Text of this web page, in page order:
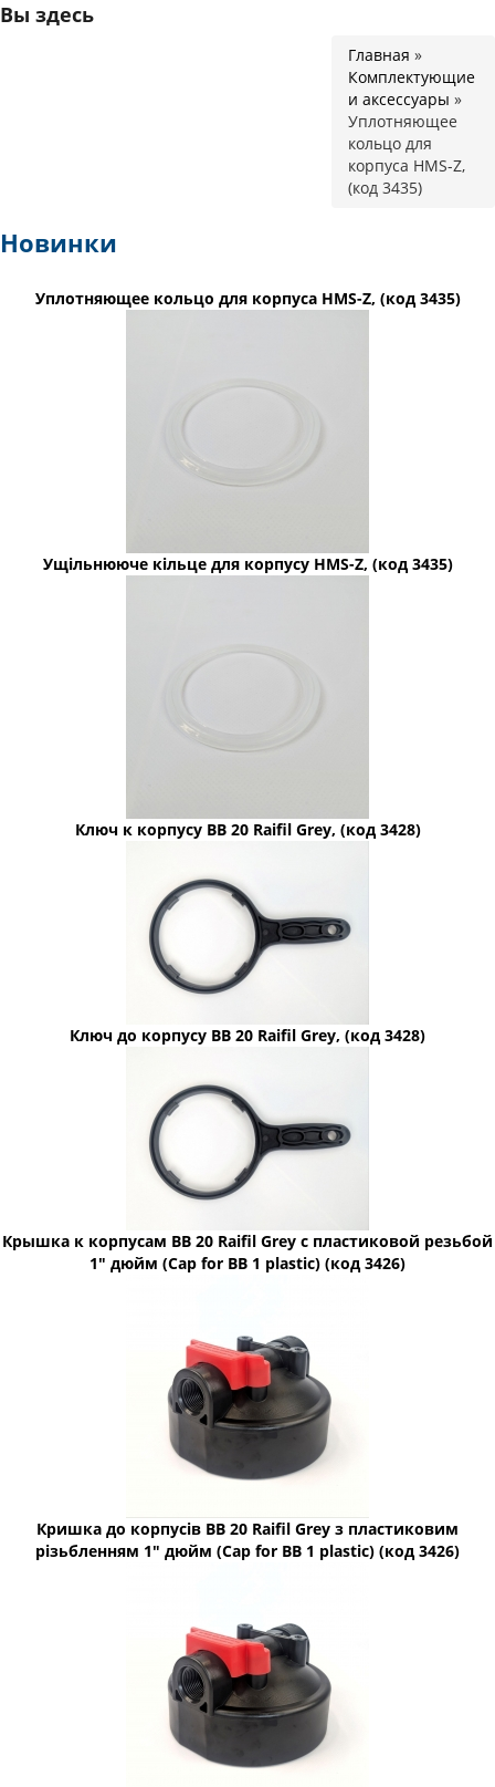
Вы здесь
Главная »
Комплектующие
и аксессуары »
Уплотняющее
кольцо для
корпуса HMS-Z,
(код 3435)
Новинки
Уплотняющее кольцо для корпуса HMS-Z, (код 3435)
Ущільнююче кільце для корпусу HMS-Z, (код 3435)
Ключ к корпусу BB 20 Raifil Grey, (код 3428)
Ключ до корпусу BB 20 Raifil Grey, (код 3428)
Крышка к корпусам BB 20 Raifil Grey с пластиковой резьбой
1" дюйм (Cap for BB 1 plastic) (код 3426)
Кришка до корпусів BB 20 Raifil Grey з пластиковим
різьбленням 1" дюйм (Cap for BB 1 plastic) (код 3426)